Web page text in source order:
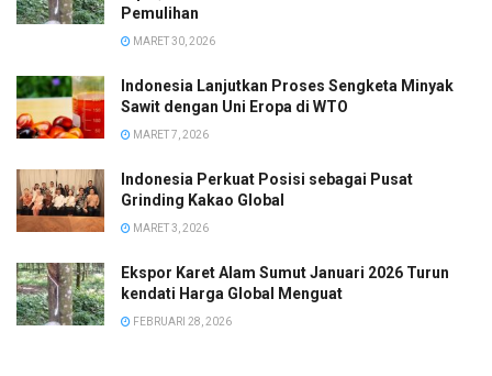
Pemulihan
MARET 30, 2026
Indonesia Lanjutkan Proses Sengketa Minyak
Sawit dengan Uni Eropa di WTO
MARET 7, 2026
Indonesia Perkuat Posisi sebagai Pusat
Grinding Kakao Global
MARET 3, 2026
Ekspor Karet Alam Sumut Januari 2026 Turun
kendati Harga Global Menguat
FEBRUARI 28, 2026